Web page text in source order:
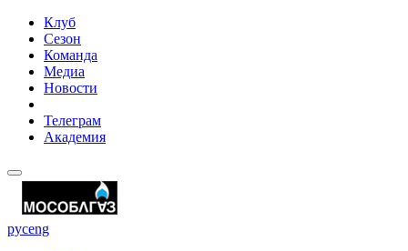
Клуб
Сезон
Команда
Медиа
Новости
Телеграм
Академия
русeng